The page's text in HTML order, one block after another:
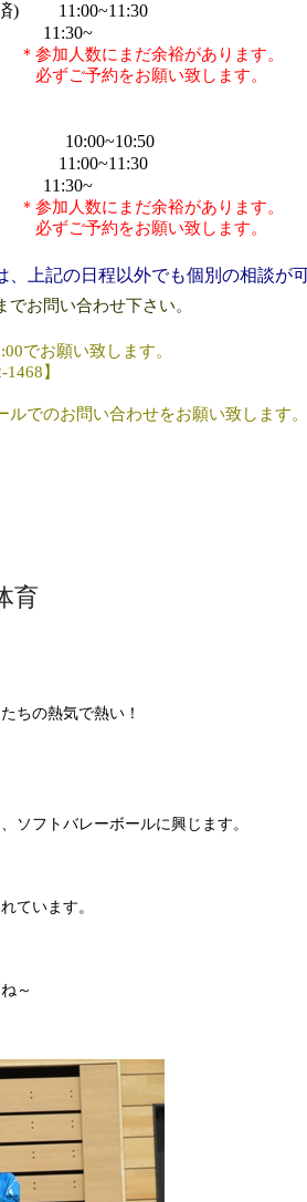
) 11:00~11:30
11:30~
＊参加人数にまだ余裕があります。
致します。
10:00~10:50
) 11:00~11:30
11:30~
＊参加人数にまだ余裕があります。
致します。
上記の日程以外でも個別の相談が
お問い合わせ下さい。
でお願い致します。
】
でのお問い合わせをお願い致します。
育
ちの熱気で熱い！
ソフトバレーボールに興じます。
ています。
～